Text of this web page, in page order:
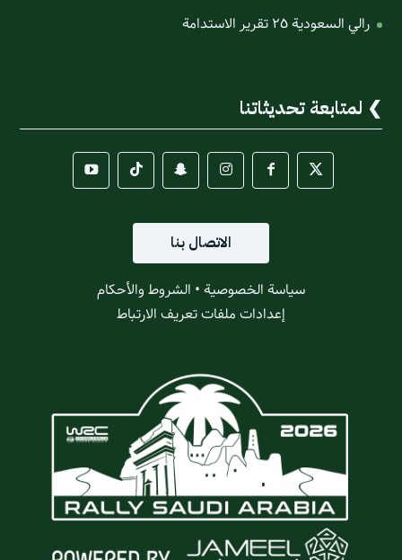
رالي السعودية ٢٥ تقرير الاستدامة
لمتابعة تحديثاتنا
الاتصال بنا
سياسة الخصوصية • الشروط والأحكام
إعدادات ملفات تعريف الارتباط